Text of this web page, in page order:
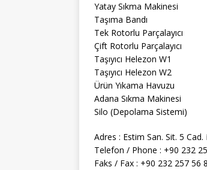
Yatay Sıkma Makinesi
Taşıma Bandı
Tek Rotorlu Parçalayıcı
Çift Rotorlu Parçalayıcı
Taşıyıcı Helezon W1
Taşıyıcı Helezon W2
Ürün Yıkama Havuzu
Adana Sıkma Makinesi
Silo (Depolama Sistemi)
Adres : Estim San. Sit. 5
Telefon / Phone : +90 232
Faks / Fax : +90 232 257 56